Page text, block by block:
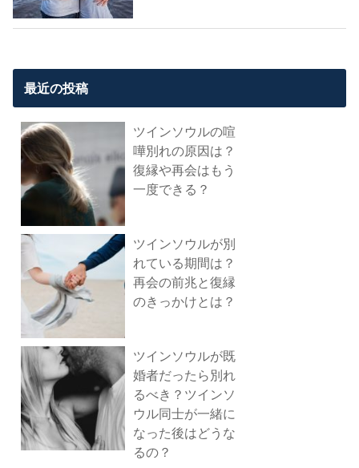
最近の投稿
ツインソウルの喧
嘩別れの原因は？
復縁や再会はもう
一度できる？
ツインソウルが別
れている期間は？
再会の前兆と復縁
のきっかけとは？
ツインソウルが既
婚者だったら別れ
るべき？ツインソ
ウル同士が一緒に
なった後はどうな
るの？